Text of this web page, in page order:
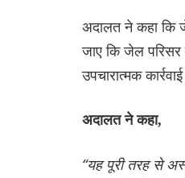
अदालत ने कहा कि
जाए कि जेल
उपचारात्मक
अदालत ने कहा,
“यह पूरी तरह से